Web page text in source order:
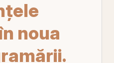
noua